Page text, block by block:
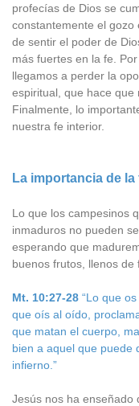
profecías de Dios se
constantemente el
de sentir el poder de
más fuertes en la fe.
llegamos a perder la
espiritual, que hace que
Finalmente, lo
nuestra fe interior.
La importancia de la
Lo que los campesinos
inmaduros no pueden
esperando que
buenos frutos, llenos de
Mt. 10:27-28 “Lo que
que oís al oído,
que matan el cuerpo,
bien a aquel que puede
infierno.”
Jesús nos ha enseñado